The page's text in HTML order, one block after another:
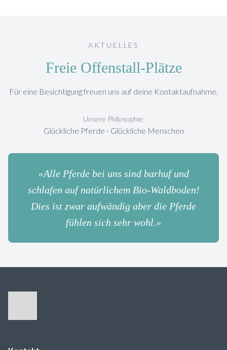
AKTUELLES
Freie Offenstall-Plätze
Für eine Besichtigung freuen uns auf deine Kontaktaufnahme.
Unsere Philosophie:
Glückliche Pferde - Glückliche Menschen
«Alle Pferde bei uns sind barhuf und
schlafen auf natürlichem Bio-Waldboden!
Dies ist zwar aufwändig aber die Pferde
fühlen sich sehr wohl.»